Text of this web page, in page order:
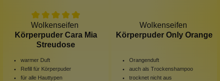
Wolkenseifen
Körperpuder Cara Mia
Streudose
warmer Duft
Refill für Körperpuder
für alle Hauttypen
Wolkenseifen
Körperpuder Only Orange
Orangenduft
auch als Trockenshampoo
trocknet nicht aus